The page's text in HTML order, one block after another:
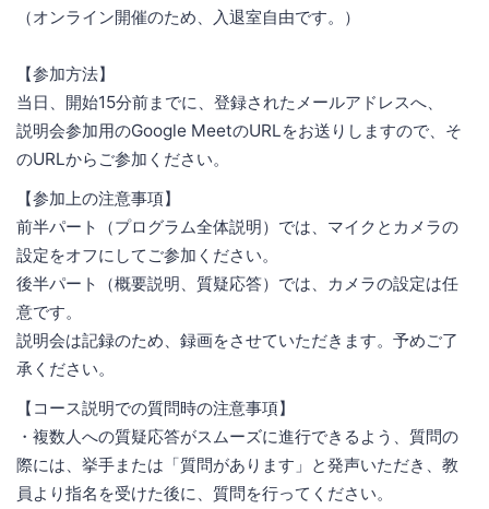
（オンライン開催のため、入退室自由です。）
【参加方法】
当日、開始15分前までに、登録されたメールアドレスへ、
説明会参加用のGoogle MeetのURLをお送りしますので、そ
のURLからご参加ください。
【参加上の注意事項】
前半パート（プログラム全体説明）では、マイクとカメラの
設定をオフにしてご参加ください。
後半パート（概要説明、質疑応答）では、カメラの設定は任
意です。
説明会は記録のため、録画をさせていただきます。予めご了
承ください。
【コース説明での質問時の注意事項】
・複数人への質疑応答がスムーズに進行できるよう、質問の
際には、挙手または「質問があります」と発声いただき、教
員より指名を受けた後に、質問を行ってください。